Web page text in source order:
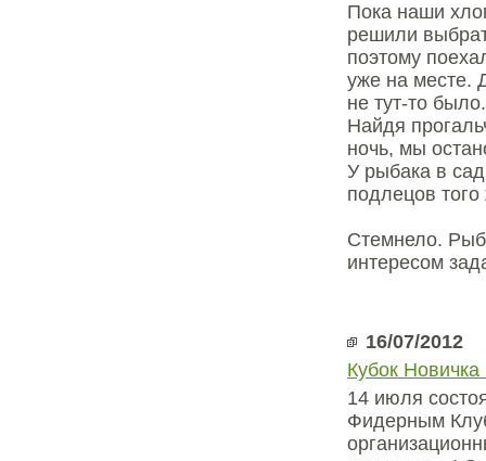
Пока наши
решили
поэтому
уже на месте.
не тут-то
Найдя
ночь, мы
У рыбака в
подлецов
Стемнело.
интересом
16/07/2012
Кубок Новичка
14 июля
Фидерным